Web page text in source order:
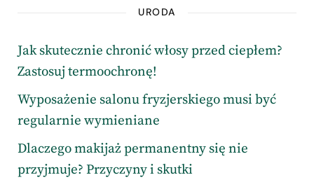
URODA
Jak skutecznie chronić włosy przed ciepłem?
Zastosuj termoochronę!
Wyposażenie salonu fryzjerskiego musi być
regularnie wymieniane
Dlaczego makijaż permanentny się nie
przyjmuje? Przyczyny i skutki